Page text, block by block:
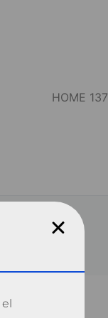
HOME 137